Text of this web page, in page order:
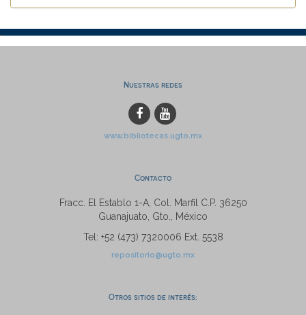
Nuestras redes
www.bibliotecas.ugto.mx
Contacto
Fracc. El Establo 1-A, Col. Marfil C.P. 36250
Guanajuato, Gto., México
Tel: +52 (473) 7320006 Ext. 5538
repositorio@ugto.mx
Otros sitios de interés: